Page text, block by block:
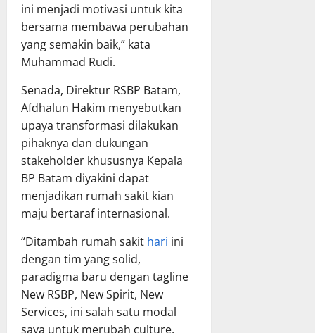
ini menjadi motivasi untuk kita
bersama membawa perubahan
yang semakin baik,” kata
Muhammad Rudi.
Senada, Direktur RSBP Batam,
Afdhalun Hakim menyebutkan
upaya transformasi dilakukan
pihaknya dan dukungan
stakeholder khususnya Kepala
BP Batam diyakini dapat
menjadikan rumah sakit kian
maju bertaraf internasional.
“Ditambah rumah sakit hari ini
dengan tim yang solid,
paradigma baru dengan tagline
New RSBP, New Spirit, New
Services, ini salah satu modal
saya untuk merubah culture,